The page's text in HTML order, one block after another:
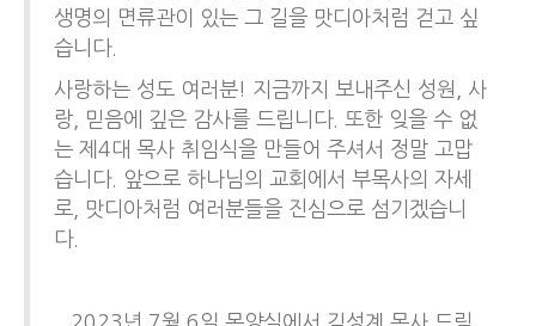
생명의 면류관이 있는 그 길을 맛디아처럼 걷고 싶
습니다.
사랑하는 성도 여러분! 지금까지 보내주신 성원, 사
랑, 믿음에 깊은 감사를 드립니다. 또한 잊을 수 없
는 제4대 목사 취임식을 만들어 주셔서 정말 고맙
습니다. 앞으로 하나님의 교회에서 부목사의 자세
로, 맛디아처럼 여러분들을 진심으로 섬기겠습니
다.